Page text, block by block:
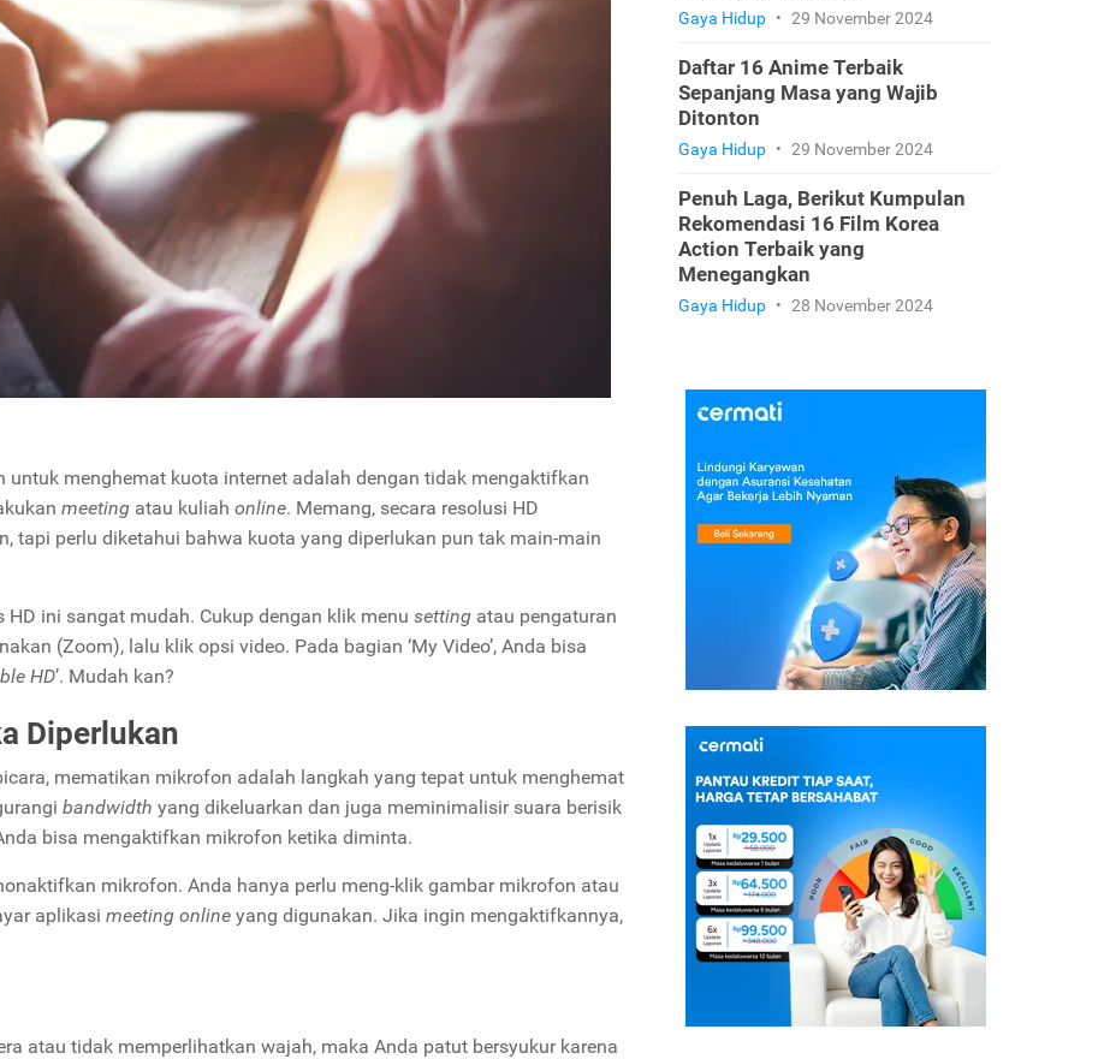
menghemat kuota internet adalah dengan tidak mengaktifkan
meeting atau kuliah online. Memang, secara resolusi HD
tapi perlu diketahui bahwa kuota yang diperlukan pun tak main-main
ini sangat mudah. Cukup dengan klik menu setting atau pengaturan
(Zoom), lalu klik opsi video. Pada bagian ‘My Video’, Anda bisa
HD’. Mudah kan?
Diperlukan
mematikan mikrofon adalah langkah yang tepat untuk menghemat
bandwidth yang dikeluarkan dan juga meminimalisir suara berisik
bisa mengaktifkan mikrofon ketika diminta.
mikrofon. Anda hanya perlu meng-klik gambar mikrofon atau
aplikasi meeting online yang digunakan. Jika ingin mengaktifkannya,
atau tidak memperlihatkan wajah, maka Anda patut bersyukur karena
Gaya Hidup • 29 November 2024
Daftar 16 Anime Terbaik
Sepanjang Masa yang Wajib
Ditonton
Gaya Hidup • 29 November 2024
Penuh Laga, Berikut Kumpulan
Rekomendasi 16 Film Korea
Action Terbaik yang
Menegangkan
Gaya Hidup • 28 November 2024